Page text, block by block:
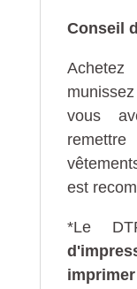
Conseil
Achetez
vous
est
*Le